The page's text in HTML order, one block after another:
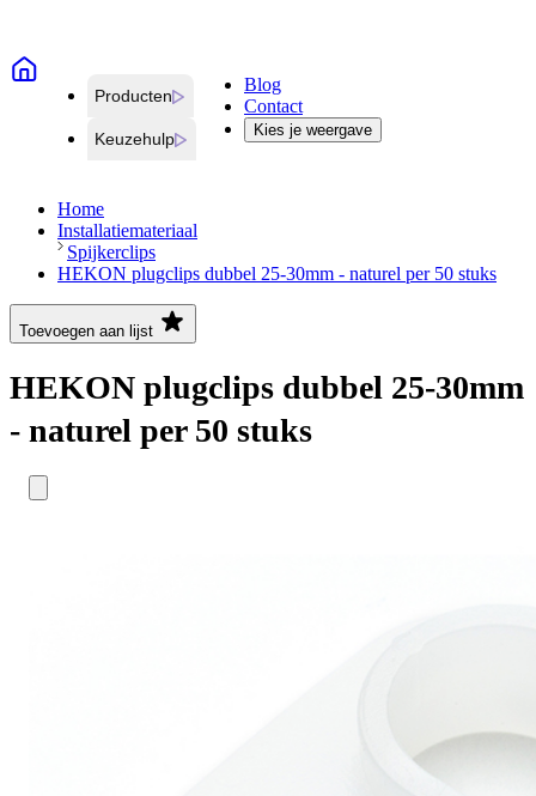
Producten
Keuzehulp
Blog
Contact
Kies je weergave
Home
Installatiemateriaal
Spijkerclips
HEKON plugclips dubbel 25-30mm - naturel per 50 stuks
Toevoegen aan lijst
HEKON plugclips dubbel 25-30mm
- naturel per 50 stuks